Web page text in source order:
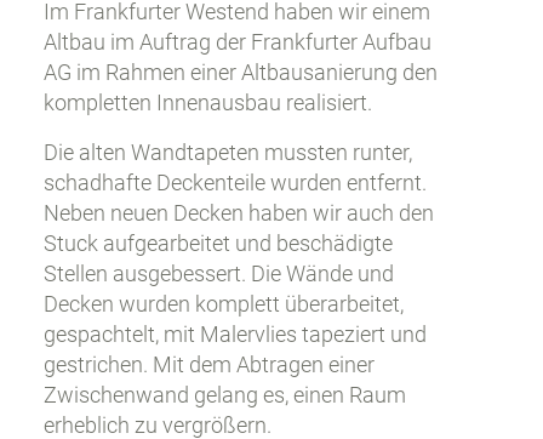
Im Frankfurter Westend haben wir einem
Altbau im Auftrag der Frankfurter Aufbau
AG im Rahmen einer Altbausanierung den
kompletten Innenausbau realisiert.
Die alten Wandtapeten mussten runter,
schadhafte Deckenteile wurden entfernt.
Neben neuen Decken haben wir auch den
Stuck aufgearbeitet und beschädigte
Stellen ausgebessert. Die Wände und
Decken wurden komplett überarbeitet,
gespachtelt, mit Malervlies tapeziert und
gestrichen. Mit dem Abtragen einer
Zwischenwand gelang es, einen Raum
erheblich zu vergrößern.